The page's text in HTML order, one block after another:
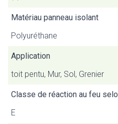
Matériau panneau isolant
Polyuréthane
Application
toit pentu, Mur, Sol, Grenier
Classe de réaction au feu
E